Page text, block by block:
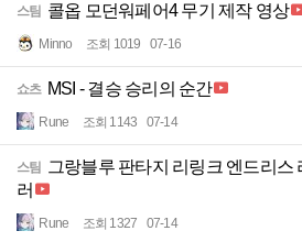
스팀 콜옵 모던워페어4 무기 제작 영상
Minno 조회 1019 07-16
쇼츠 MSI - 결승 승리의 순간
Rune 조회 1143 07-14
스팀
그랑블루 판타지 리링크 엔드리스
러
Rune 조회 1327 07-14